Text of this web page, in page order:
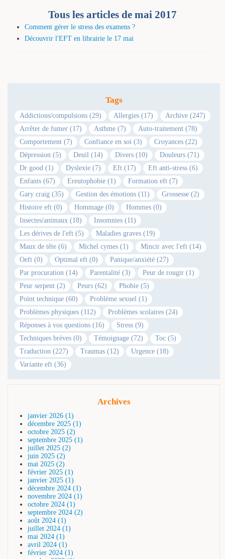
Tous les articles de mai 2017
Comment gérer le stress des examens ?
Découvrir l'EFT en librairie le 17 mai
Tags
Addictions/compulsions (29) Allergies (17)
Archive (247)
Arrêter de fumer (17)
Asthme (7)
Auto-traitement (78)
Comportement (7)
Confiance en soi (3)
Croyances (22)
Dépression (5)
Deuil (14) Divers (10)
Douleurs (71)
Dr good (1)
Dyslexie (7) Eft (17)
Eft anti-stress (6)
Enfants (67)
Ereutophobie (1)
Formation eft (7)
Gary craig (35)
Gestion des émotions (11)
Grossesse (2)
Histoire eft (0)
Hommage (0)
Hommes (0)
Insectes/animaux (18)
Insomnies (11)
Les dérives de l'eft (5)
Maladies graves (19)
Maux de tête (6)
Michel cymes (1)
Mincir avec l'eft (14)
Oeft (0)
Optimal eft (0)
Panique/anxiété (27)
Par procuration (14)
Parentalité (3)
Peur de rougir (1)
Peur serpent (2)
Peurs (62)
Phobie (5)
Point technique (60)
Problème sexuel (1)
Problèmes physiques (112)
Problèmes scolaires (24)
Réponses à vos questions (16)
Stress (9)
Techniques brèves (0)
Témoignage (72)
Toc (5)
Traduction (227)
Traumas (12)
Urgence (18)
Variante eft (36)
Archives
janvier 2026 (1)
décembre 2025 (1)
octobre 2025 (2)
septembre 2025 (1)
juillet 2025 (2)
juin 2025 (2)
mai 2025 (2)
février 2025 (1)
janvier 2025 (1)
décembre 2024 (1)
novembre 2024 (1)
octobre 2024 (1)
septembre 2024 (2)
août 2024 (1)
juillet 2024 (1)
mai 2024 (1)
avril 2024 (1)
février 2024 (1)